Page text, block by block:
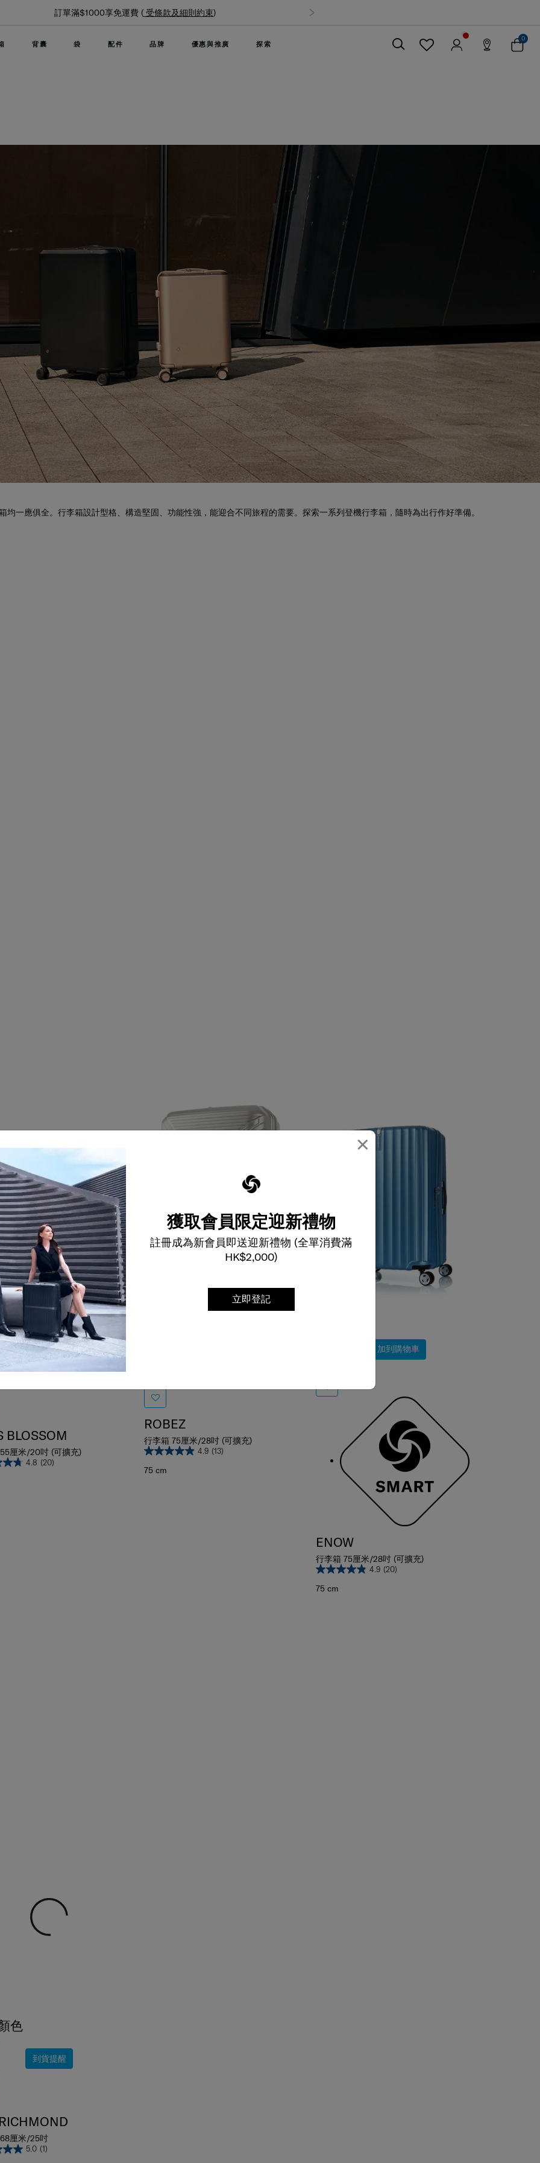
×
獲取會員限定迎新禮物
註冊成為新會員即送迎新禮物 (全單消費滿
HK$2,000)
立即登記
夏日限時優惠: 精選行李箱低至6折
背囊 袋 配件 品牌 優惠與推廣 探索
0
一應俱全。行李箱設計型格、構造堅固、功能性強，能迎合不同旅程的需要。探索一系列登機行李箱，隨時為出行作好準備。
色
$1,330
加到購物車
BLOSSOM
厘米/20吋 (可擴充)
4.8 (20)
ROBEZ
行李箱 75厘米/28吋 (可擴充)
4.9 (13)
75 cm
加到購物車
ENOW
行李箱 75厘米/28吋 (可擴充)
4.9 (20)
75 cm
色
到貨提醒
厘米/25吋
5.0 (1)